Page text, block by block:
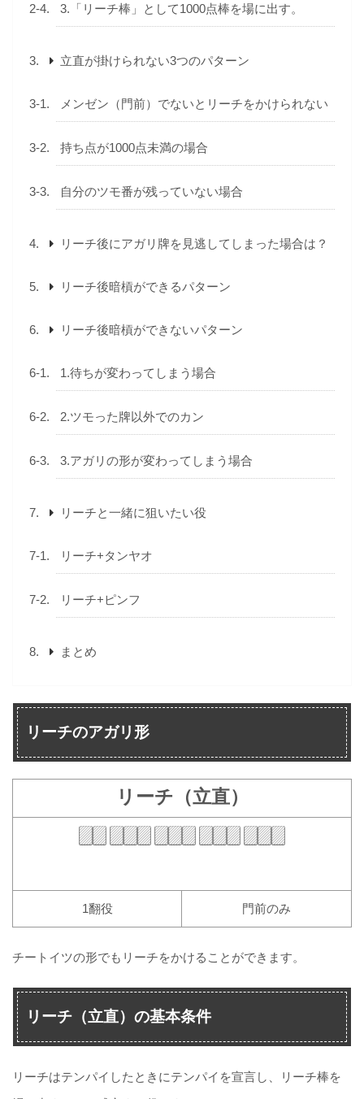
3.「リーチ棒」として1000点棒を場に出す。
立直が掛けられない3つのパターン
メンゼン（門前）でないとリーチをかけられない
持ち点が1000点未満の場合
自分のツモ番が残っていない場合
リーチ後にアガリ牌を見逃してしまった場合は？
リーチ後暗槓ができるパターン
リーチ後暗槓ができないパターン
1.待ちが変わってしまう場合
2.ツモった牌以外でのカン
3.アガリの形が変わってしまう場合
リーチと一緒に狙いたい役
リーチ+タンヤオ
リーチ+ピンフ
まとめ
リーチのアガリ形
リーチ（立直）
1翻役 門前のみ
チートイツの形でもリーチをかけることができます。
リーチ（立直）の基本条件
リーチはテンパイしたときにテンパイを宣言し、リーチ棒を